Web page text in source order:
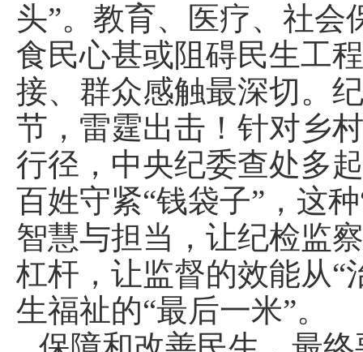
头”。教育、医疗、社会
食民心甚或阻碍民生工
接、群众感触最深切。
节，雷霆出击！针对乡
行径，中央纪委查处多
百姓守紧“钱袋子”，这
智慧与担当，让纪检监
杠杆，让监督的效能从“
生福祉的“最后一米”。